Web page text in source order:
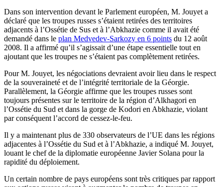
Dans son intervention devant le Parlement européen, M. Jouyet a
déclaré que les troupes russes s’étaient retirées des territoires
adjacents à l’Ossétie de Sus et à l’Abkhazie comme il avait été
demandé dans le plan Medvedev-Sarkozy en 6 points du 12 août
2008. Il a affirmé qu’il s’agissait d’une étape essentielle tout en
ajoutant que les troupes ne s’étaient pas complètement retirées.
Pour M. Jouyet, les négociations devraient avoir lieu dans le respect
de la souveraineté et de l’intégrité territoriale de la Géorgie.
Parallèlement, la Géorgie affirme que les troupes russes sont
toujours présentes sur le territoire de la région d’Alkhagori en
l’Ossétie du Sud et dans la gorge de Kodori en Abkhazie, violant
par conséquent l’accord de cessez-le-feu.
Il y a maintenant plus de 330 observateurs de l’UE dans les régions
adjacentes à l’Ossétie du Sud et à l’Abkhazie, a indiqué M. Jouyet,
louant le chef de la diplomatie européenne Javier Solana pour la
rapidité du déploiement.
Un certain nombre de pays européens sont très critiques par rapport